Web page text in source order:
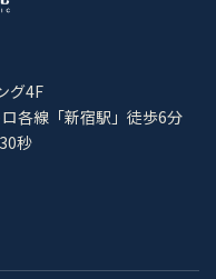
グ4F
各線「新宿駅」徒歩6分
秒